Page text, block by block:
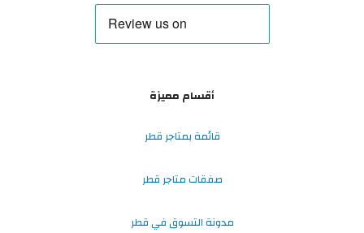
أقسام مميزة
قائمة بمتاجر قطر
صفقات متاجر قطر
مدونة التسوق في قطر